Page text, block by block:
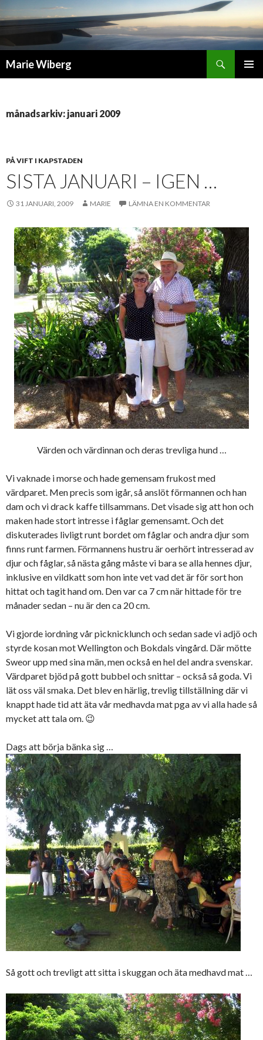
Marie Wiberg
månadsarkiv: januari 2009
PÅ VIFT I KAPSTADEN
SISTA JANUARI – IGEN …
31 JANUARI, 2009 MARIE LÄMNA EN KOMMENTAR
Värden och värdinnan och deras trevliga hund …
Vi vaknade i morse och hade gemensam frukost med
värdparet. Men precis som igår, så anslöt förmannen och han
dam och vi drack kaffe tillsammans. Det visade sig att hon och
maken hade stort intresse i fåglar gemensamt. Och det
diskuterades livligt runt bordet om fåglar och andra djur som
finns runt farmen. Förmannens hustru är oerhört intresserad av
djur och fåglar, så nästa gång måste vi bara se alla hennes djur,
inklusive en vildkatt som hon inte vet vad det är för sort hon
hittat och tagit hand om. Den var ca 7 cm när hittade för tre
månader sedan – nu är den ca 20 cm.
Vi gjorde iordning vår picknicklunch och sedan sade vi adjö och
styrde kosan mot Wellington och Bokdals vingård. Där mötte
Sweor upp med sina män, men också en hel del andra svenskar.
Värdparet bjöd på gott bubbel och snittar – också så goda. Vi
lät oss väl smaka. Det blev en härlig, trevlig tillställning där vi
knappt hade tid att äta vår medhavda mat pga av vi alla hade så
mycket att tala om. 😉
Dags att börja bänka sig …
Så gott och trevligt att sitta i skuggan och äta medhavd mat …